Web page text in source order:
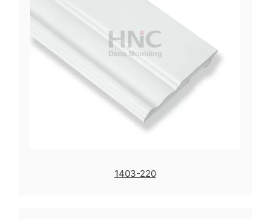
1403-220